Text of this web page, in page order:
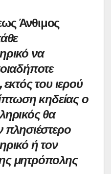
Άνθιμος
να
του ιερού
κηδείας ο
θα
πλησιέστερο
ή τον
μητρόπολης